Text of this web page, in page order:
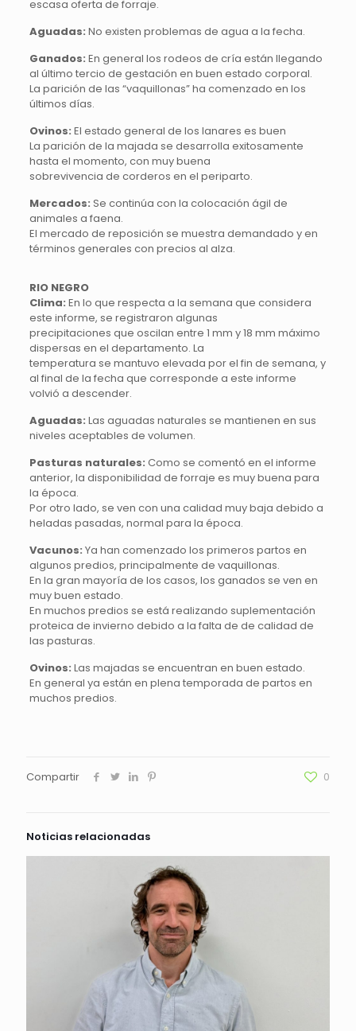
escasa oferta de forraje.
Aguadas: No existen problemas de agua a la fecha.
Ganados: En general los rodeos de cría están llegando
al último tercio de gestación en buen estado corporal.
La parición de las “vaquillonas” ha comenzado en los
últimos días.
Ovinos: El estado general de los lanares es buen
La parición de la majada se desarrolla exitosamente
hasta el momento, con muy buena
sobrevivencia de corderos en el periparto.
Mercados: Se continúa con la colocación ágil de
animales a faena.
El mercado de reposición se muestra demandado y en
términos generales con precios al alza.
RIO NEGRO
Clima: En lo que respecta a la semana que considera
este informe, se registraron algunas
precipitaciones que oscilan entre 1 mm y 18 mm máximo
dispersas en el departamento. La
temperatura se mantuvo elevada por el fin de semana, y
al final de la fecha que corresponde a este informe
volvió a descender.
Aguadas: Las aguadas naturales se mantienen en sus
niveles aceptables de volumen.
Pasturas naturales: Como se comentó en el informe
anterior, la disponibilidad de forraje es muy buena para
la época.
Por otro lado, se ven con una calidad muy baja debido a
heladas pasadas, normal para la época.
Vacunos: Ya han comenzado los primeros partos en
algunos predios, principalmente de vaquillonas.
En la gran mayoría de los casos, los ganados se ven en
muy buen estado.
En muchos predios se está realizando suplementación
proteica de invierno debido a la falta de de calidad de
las pasturas.
Ovinos: Las majadas se encuentran en buen estado.
En general ya están en plena temporada de partos en
muchos predios.
Compartir 0
Noticias relacionadas